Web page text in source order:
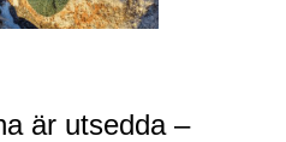
är utsedda –